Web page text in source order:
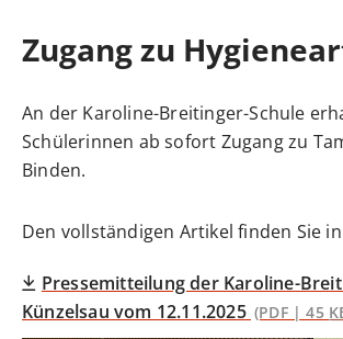
Zugang zu
An der Karoline-Breitinger-Schule
Schülerinnen ab sofort Zugang zu
Binden.
Den vollständigen Artikel finden Sie
Pressemitteilung der Karoline-
Künzelsau vom 12.11.2025 (PDF | 45